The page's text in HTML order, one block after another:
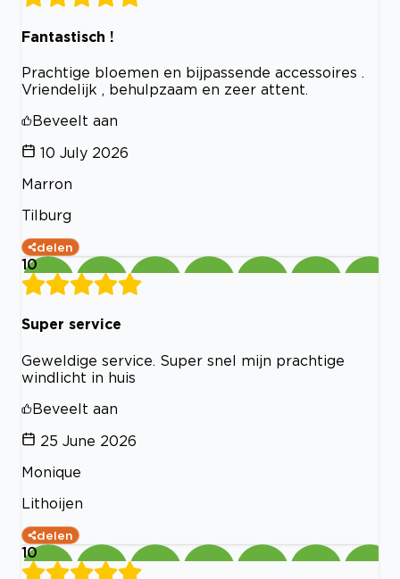
Fantastisch !
Prachtige bloemen en bijpassende accessoires .
Vriendelijk , behulpzaam en zeer attent.
Beveelt aan
10 July 2026
Marron
Tilburg
delen
10
Super service
Geweldige service. Super snel mijn prachtige
windlicht in huis
Beveelt aan
25 June 2026
Monique
Lithoijen
delen
10